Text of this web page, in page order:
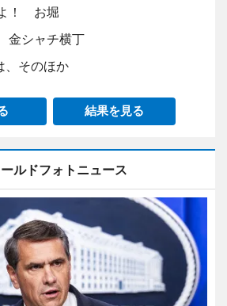
！ お堀
金シャチ横丁
、そのほか
結果を見る
ルドフォトニュース